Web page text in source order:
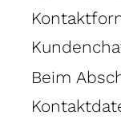
Beim